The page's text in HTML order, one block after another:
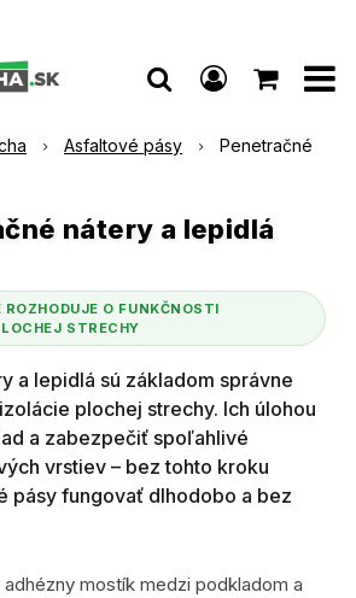
Asfaltové pásy
Penetračné
nátery a lepidlá
O FUNKČNOSTI
STRECHY
a lepidlá sú základom správne
plochej strechy. Ich úlohou
a zabezpečiť spoľahlivé
vrstiev – bez tohto kroku
pásy fungovať dlhodobo a bez
mostík medzi podkladom a